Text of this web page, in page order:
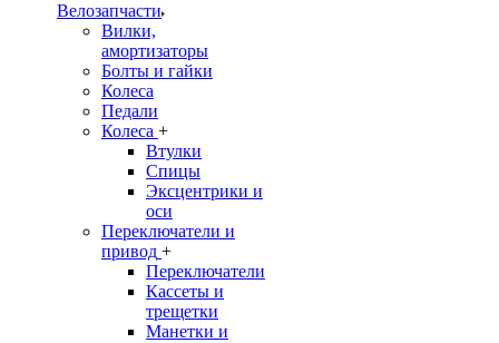
Велозапчасти
Вилки,
амортизаторы
Болты и гайки
Колеса
Педали
Колеса +
Втулки
Спицы
Эксцентрики и
оси
Переключатели и
привод +
Переключатели
Кассеты и
трещетки
Манетки и